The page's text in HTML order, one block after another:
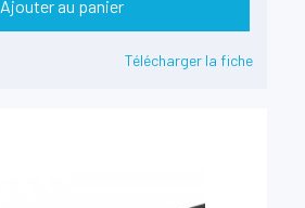
Ajouter au panier
Télécharger la fiche